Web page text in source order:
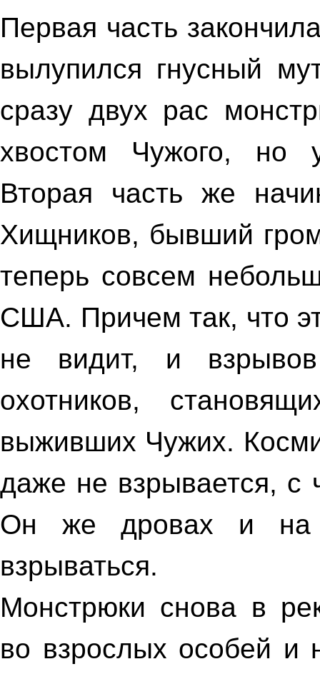
Первая часть
вылупился гнусный
сразу двух рас
хвостом Чужого, но
Вторая часть же
Хищников, бывший
теперь совсем
США. Причем так, что
не видит, и
охотников,
выживших Чужих.
даже не взрывается, с
Он же дровах и на
взрываться.
Монстрюки снова в
во взрослых особей и